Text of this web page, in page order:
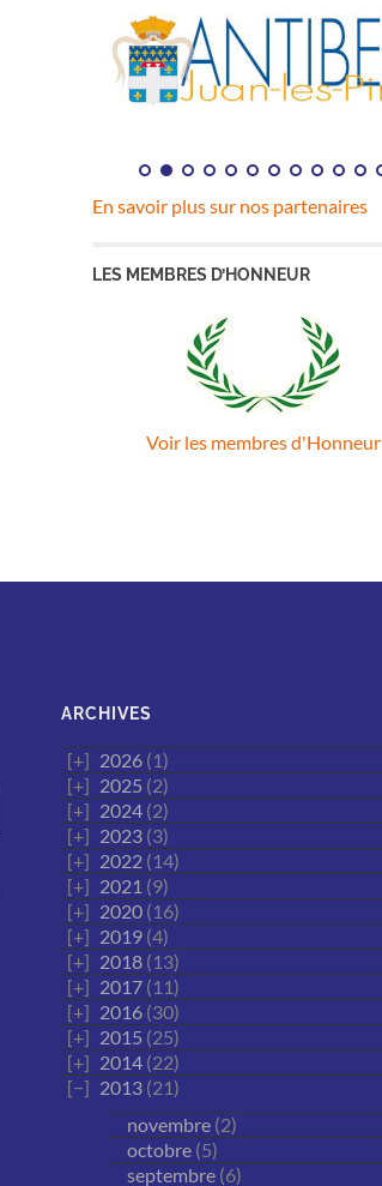
En savoir plus sur nos partenaires
LES MEMBRES D’HONNEUR
Voir les membres d'Honneur
ARCHIVES
2026 (1)
2025 (2)
2024 (2)
2023 (3)
2022 (14)
2021 (9)
2020 (16)
2019 (4)
2018 (13)
2017 (11)
2016 (30)
2015 (25)
2014 (22)
2013 (21)
novembre (2)
octobre (5)
septembre (6)